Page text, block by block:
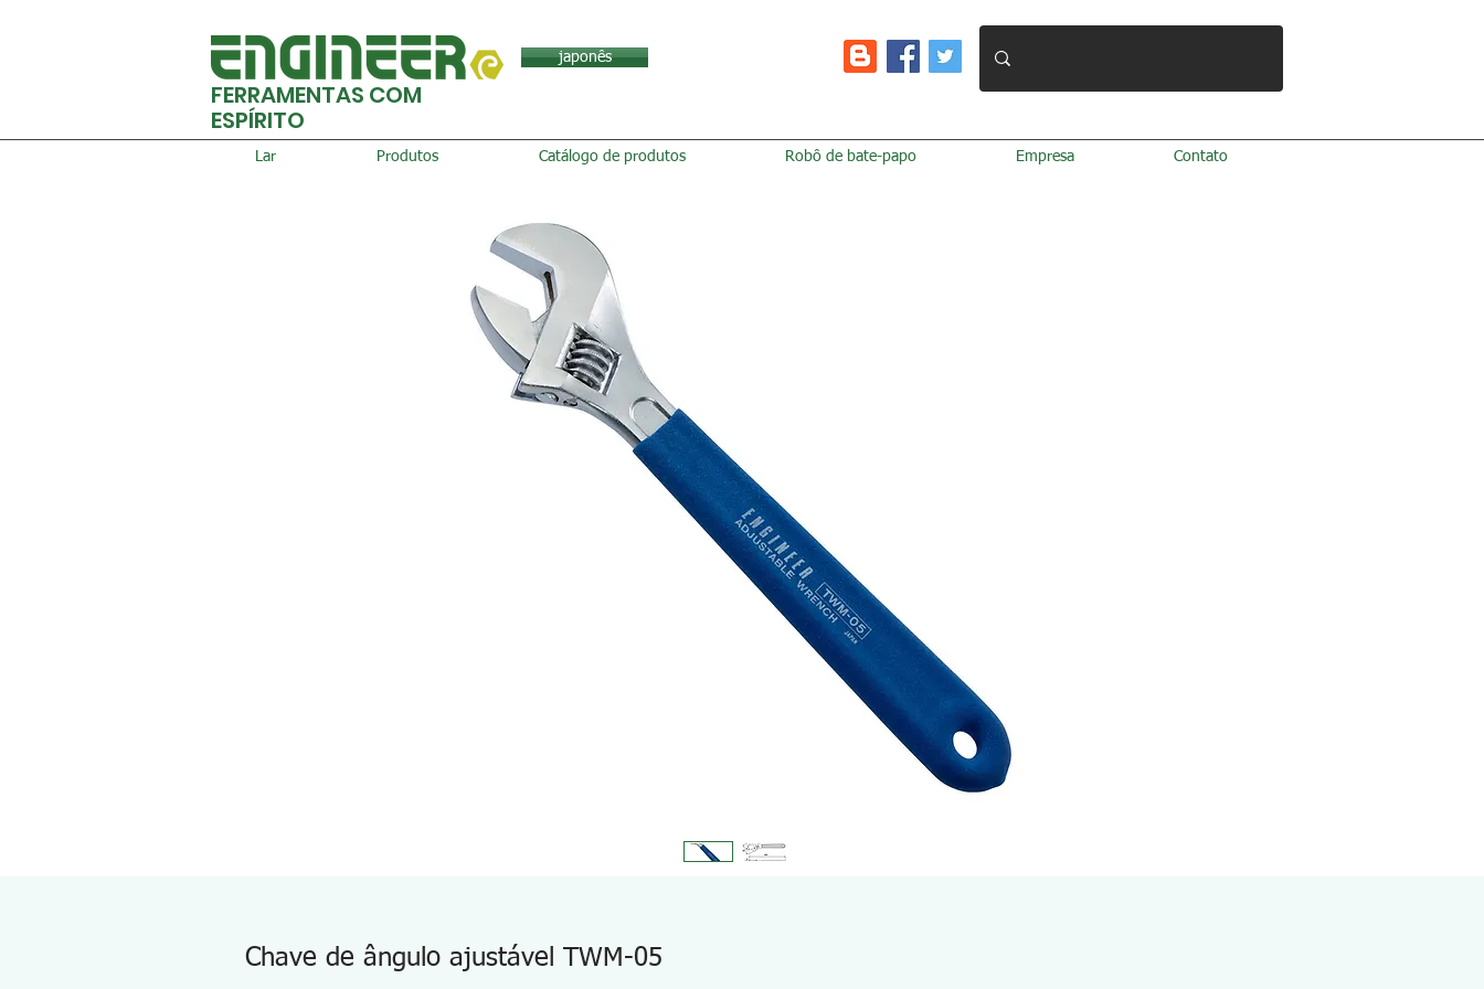
japonês
FERRAMENTAS COM
ESPÍRITO
Lar Produtos Catálogo de produtos Robô de bate-papo Empresa Contato
Chave de ângulo ajustável TWM-05